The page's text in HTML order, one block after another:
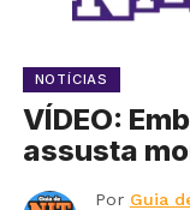
NOTÍCIAS
VÍDEO:
assusta
Por Guia